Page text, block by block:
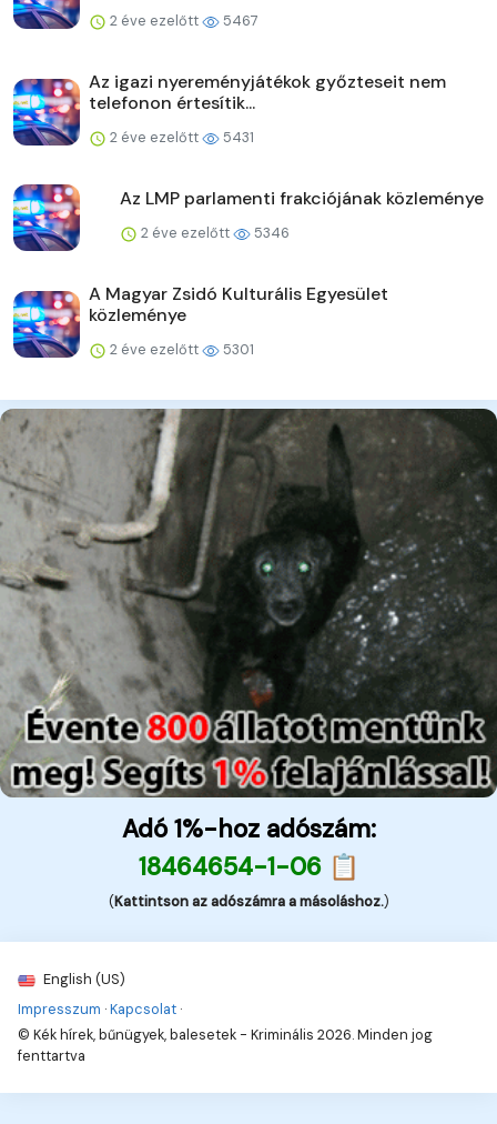
2 éve ezelőtt 5467
Az igazi nyereményjátékok győzteseit nem
telefonon értesítik...
2 éve ezelőtt 5431
Az LMP parlamenti frakciójának közleménye
2 éve ezelőtt 5346
A Magyar Zsidó Kulturális Egyesület
közleménye
2 éve ezelőtt 5301
Adó 1%-hoz adószám:
18464654-1-06 📋
(Kattintson az adószámra a másoláshoz.)
English (US)
Impresszum ·Kapcsolat ·
© Kék hírek, bűnügyek, balesetek - Kriminális 2026. Minden jog
fenttartva